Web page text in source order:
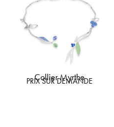
Collier Myrthe
PRIX SUR DEMANDE